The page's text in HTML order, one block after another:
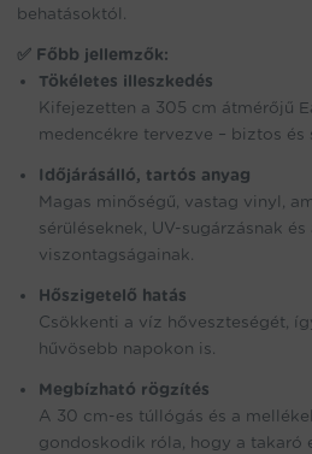
behatásoktól.
✅ Főbb jellemzők:
Tökéletes illeszkedés
Kifejezetten a 305 cm átmérőjű
medencékre tervezve – biztos és
Időjárásálló, tartós anyag
Magas minőségű, vastag vinyl,
sérüléseknek, UV-sugárzásnak
viszontagságainak.
Hőszigetelő hatás
Csökkenti a víz hőveszteségét,
hűvösebb napokon is.
Megbízható rögzítés
A 30 cm-es túllógás és a
gondoskodik róla, hogy a takaró